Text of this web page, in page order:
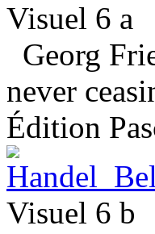
Visuel 6 a
Georg
never
Édition
Visuel 6 b